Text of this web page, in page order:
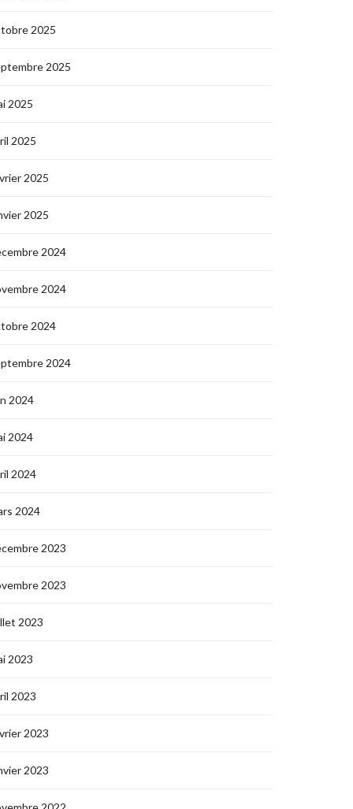
2025
2025
2025
2025
2025
2025
2024
2024
2024
2024
2024
2024
2024
2024
2023
2023
2023
2023
2023
2023
2023